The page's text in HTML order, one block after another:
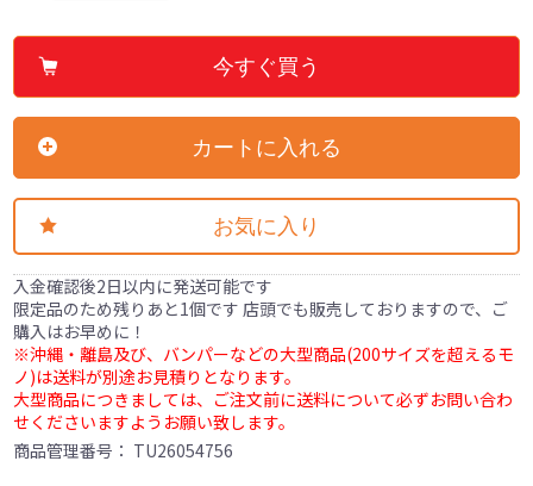
今すぐ買う
カートに入れる
お気に入り
入金確認後2日以内に発送可能です
限定品のため残りあと1個です 店頭でも販売しておりますので、ご
購入はお早めに！
※沖縄・離島及び、バンパーなどの大型商品(200サイズを超えるモ
ノ)は送料が別途お見積りとなります。
大型商品につきましては、ご注文前に送料について必ずお問い合わ
せくださいますようお願い致します。
商品管理番号： TU26054756